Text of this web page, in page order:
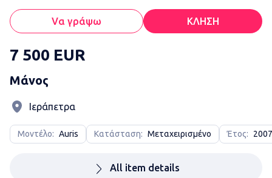
Vα γράψω ΚΛΗΣΗ
7 500 EUR
Μάνος
Ιεράπετρα
Μοντέλο: Auris Κατάσταση: Μεταχειρισμένο Έτος: 2007
All item details